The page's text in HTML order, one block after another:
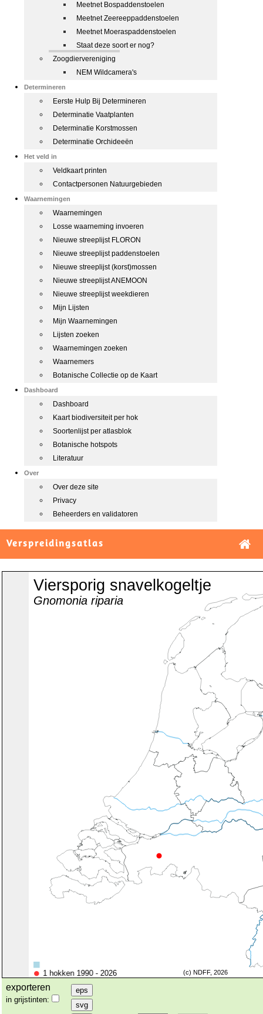
Meetnet Bospaddenstoelen
Meetnet Zeereeppaddenstoelen
Meetnet Moeraspaddenstoelen
Staat deze soort er nog?
Zoogdiervereniging
NEM Wildcamera's
Determineren
Eerste Hulp Bij Determineren
Determinatie Vaatplanten
Determinatie Korstmossen
Determinatie Orchideeën
Het veld in
Veldkaart printen
Contactpersonen Natuurgebieden
Waarnemingen
Waarnemingen
Losse waarneming invoeren
Nieuwe streeplijst FLORON
Nieuwe streeplijst paddenstoelen
Nieuwe streeplijst (korst)mossen
Nieuwe streeplijst ANEMOON
Nieuwe streeplijst weekdieren
Mijn Lijsten
Mijn Waarnemingen
Lijsten zoeken
Waarnemingen zoeken
Waarnemers
Botanische Collectie op de Kaart
Dashboard
Dashboard
Kaart biodiversiteit per hok
Soortenlijst per atlasblok
Botanische hotspots
Literatuur
Over
Over deze site
Privacy
Beheerders en validatoren
Verspreidingsatlas